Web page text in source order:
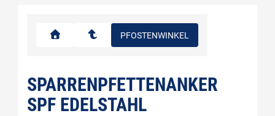
PFOSTENWINKEL
SPARRENPFETTENANKER
SPF EDELSTAHL